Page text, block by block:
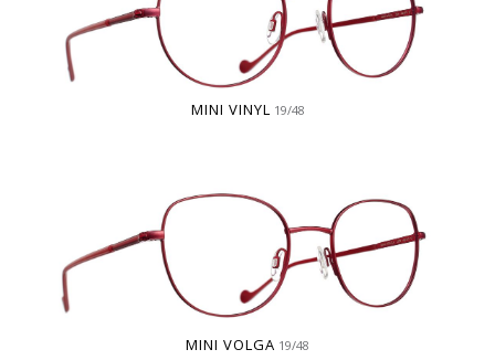
MINI VINYL 19/48
MINI VOLGA 19/48